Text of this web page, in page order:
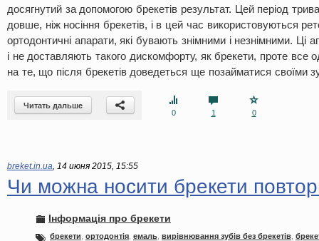
досягнутий за допомогою брекетів результат. Цей період
довше, ніж носіння брекетів, і в цей час використовуються
ортодонтичні апарати, які бувають знімними і незнімними. Ці
і не доставляють такого дискомфорту, як брекети, проте все
на те, що після брекетів доведеться ще позайматися своїми
Читать дальше
0
1 0
breket.in.ua, 14 июня 2015, 15:55
Чи можна носити брекети
Інформація про брекети
брекети ортодонтія емаль вирівнювання зубів без брекетів